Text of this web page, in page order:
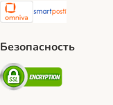
Omniva Shipping
Безопасность
Security